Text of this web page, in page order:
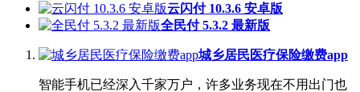
云闪付 10.3.6 安卓版
全民付 5.3.2 最新版
城乡居民医疗保险缴费app
智能手机已经深入千家万户，许多业务现在不用出门也